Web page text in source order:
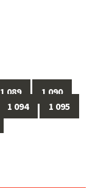
1 089
1 090
1 094
1 095